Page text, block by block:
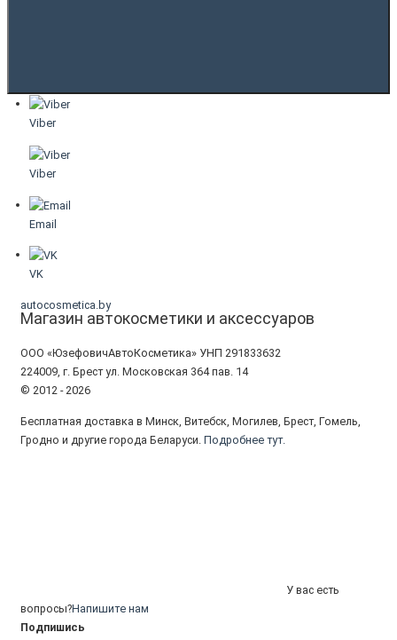
Viber
Viber
Email
VK
autocosmetica.by
Магазин автокосметики и аксессуаров
ООО «ЮзефовичАвтоКосметика» УНП 291833632
224009, г. Брест ул. Московская 364 пав. 14
© 2012 - 2026
Бесплатная доставка в Минск, Витебск, Могилев, Брест, Гомель,
Гродно и другие города Беларуси. Подробнее тут.
У вас есть
вопросы?Напишите нам
Подпишись